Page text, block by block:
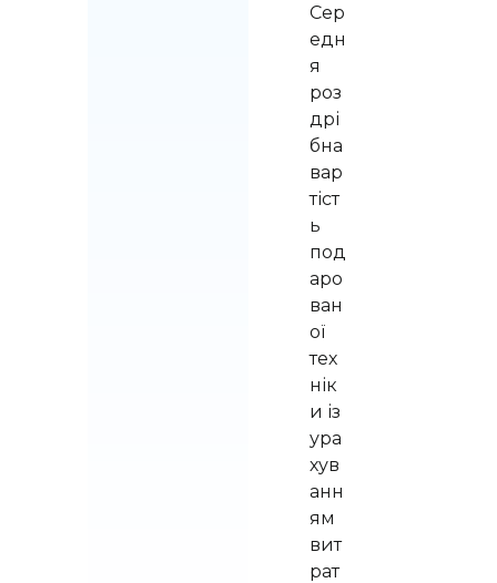
Сер
едн
я
роз
дрі
бна
вар
тіст
ь
под
аро
ван
ої
тех
нік
и із
ура
хув
анн
ям
вит
рат